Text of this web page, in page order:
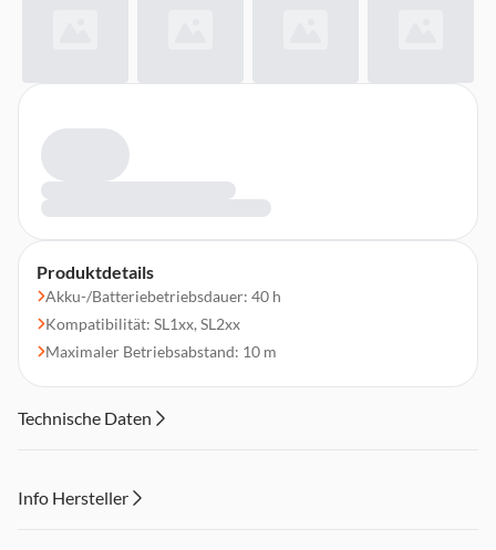
Produktdetails
Akku-/Batteriebetriebsdauer: 40 h
Kompatibilität: SL1xx, SL2xx
Maximaler Betriebsabstand: 10 m
Technische Daten
Info Hersteller